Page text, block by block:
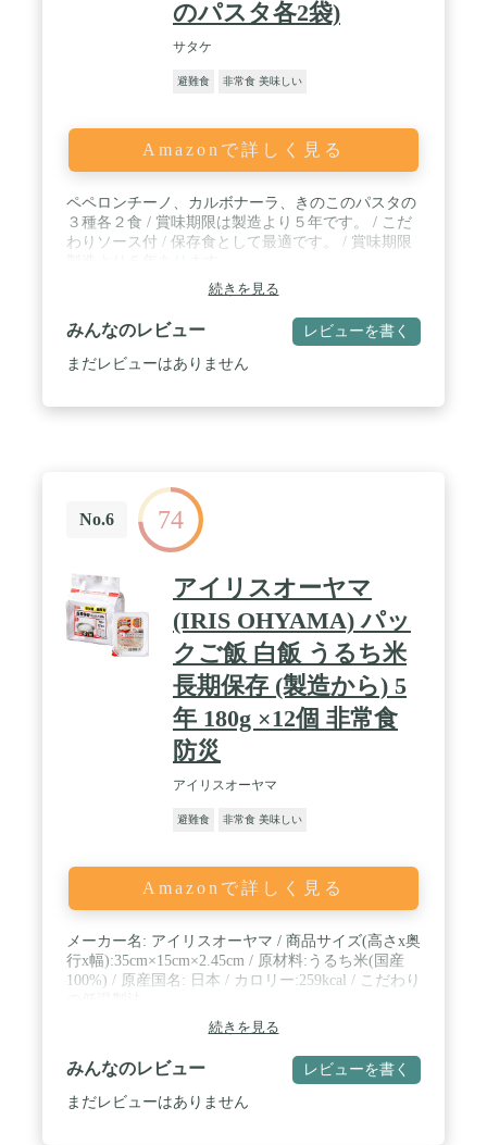
のパスタ各2袋)
サタケ
避難食 非常食 美味しい
Amazonで詳しく見る
ペペロンチーノ、カルボナーラ、きのこのパスタの
３種各２食 / 賞味期限は製造より５年です。 / こだ
わりソース付 / 保存食として最適です。 / 賞味期限
続きを見る
みんなのレビュー レビューを書く
まだレビューはありません
No.6 74
アイリスオーヤマ
(IRIS OHYAMA) パッ
クご飯 白飯 うるち米
長期保存 (製造から) 5
年 180g ×12個 非常食
防災
アイリスオーヤマ
避難食 非常食 美味しい
Amazonで詳しく見る
メーカー名: アイリスオーヤマ / 商品サイズ(高さx奥
行x幅):35cm×15cm×2.45cm / 原材料:うるち米(国産
100%) / 原産国名: 日本 / カロリー:259kcal / こだわり
続きを見る
みんなのレビュー レビューを書く
まだレビューはありません